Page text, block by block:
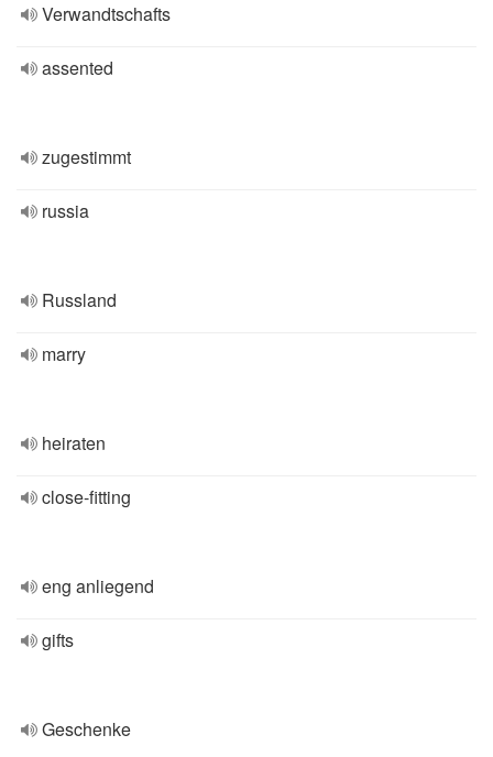
Verwandtschafts
assented
zugestimmt
russia
Russland
marry
heiraten
close-fitting
eng anliegend
gifts
Geschenke